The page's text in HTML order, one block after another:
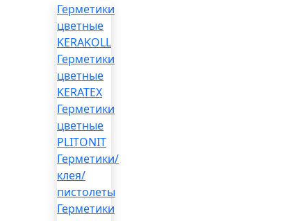
Герметики
цветные
KERAKOLL
Герметики
цветные
KERATEX
Герметики
цветные
PLITONIT
Герметики/
клея/
пистолеты
Герметики